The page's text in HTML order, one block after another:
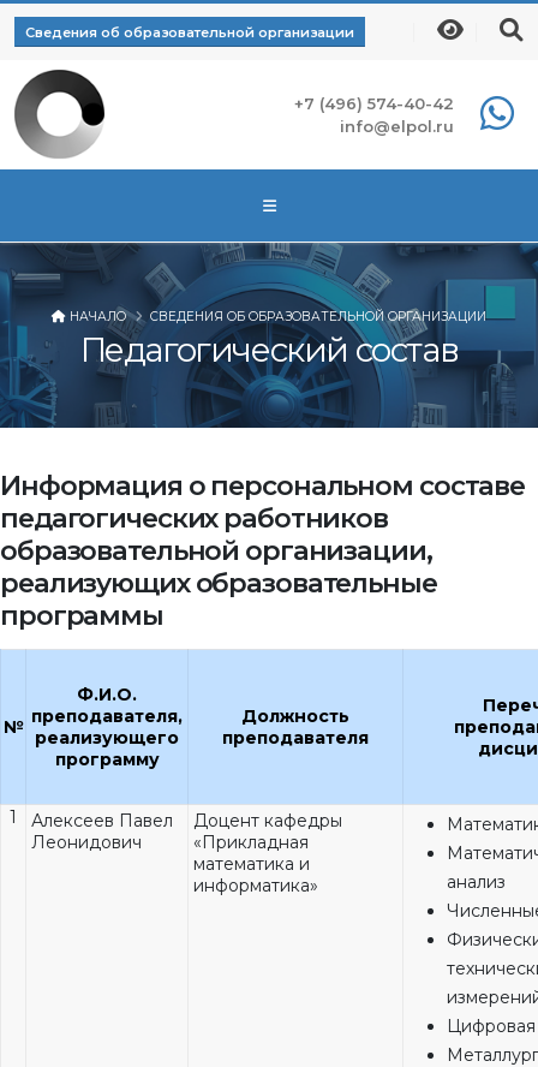
Сведения об образовательной организации
+7 (496) 574-40-42
info@elpol.ru
Педагогический состав
НАЧАЛО СВЕДЕНИЯ ОБ ОБРАЗОВАТЕЛЬНОЙ ОРГАНИЗАЦИИ
Информация о персональном составе
педагогических работников
образовательной организации,
реализующих образовательные
программы
№
Ф.И.О.
преподавателя,
реализующего
программу
Должность
преподавателя
1
Алексеев Павел
Леонидович
Доцент кафедры
«Прикладная
математика и
информатика»
анализ
Цифровая